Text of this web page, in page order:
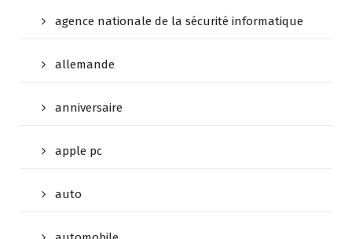
agence nationale de la sécurité informatique
allemande
anniversaire
apple pc
auto